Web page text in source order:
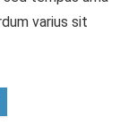
varius sit